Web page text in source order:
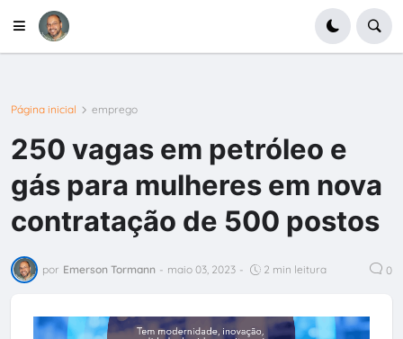
Página inicial emprego
250 vagas em petróleo e
gás para mulheres em nova
contratação de 500 postos
por Emerson Tormann - maio 03, 2023 - 2 min leitura 0